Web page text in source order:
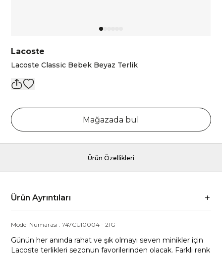
Lacoste
Lacoste Classic Bebek Beyaz Terlik
Mağazada bul
Ürün Özellikleri
Ürün Ayrıntıları
Model Numarası :747CUI0004 -21G
Günün her anında rahat ve şık olmayı seven minikler için
Lacoste terlikleri sezonun favorilerinden olacak. Farklı renk